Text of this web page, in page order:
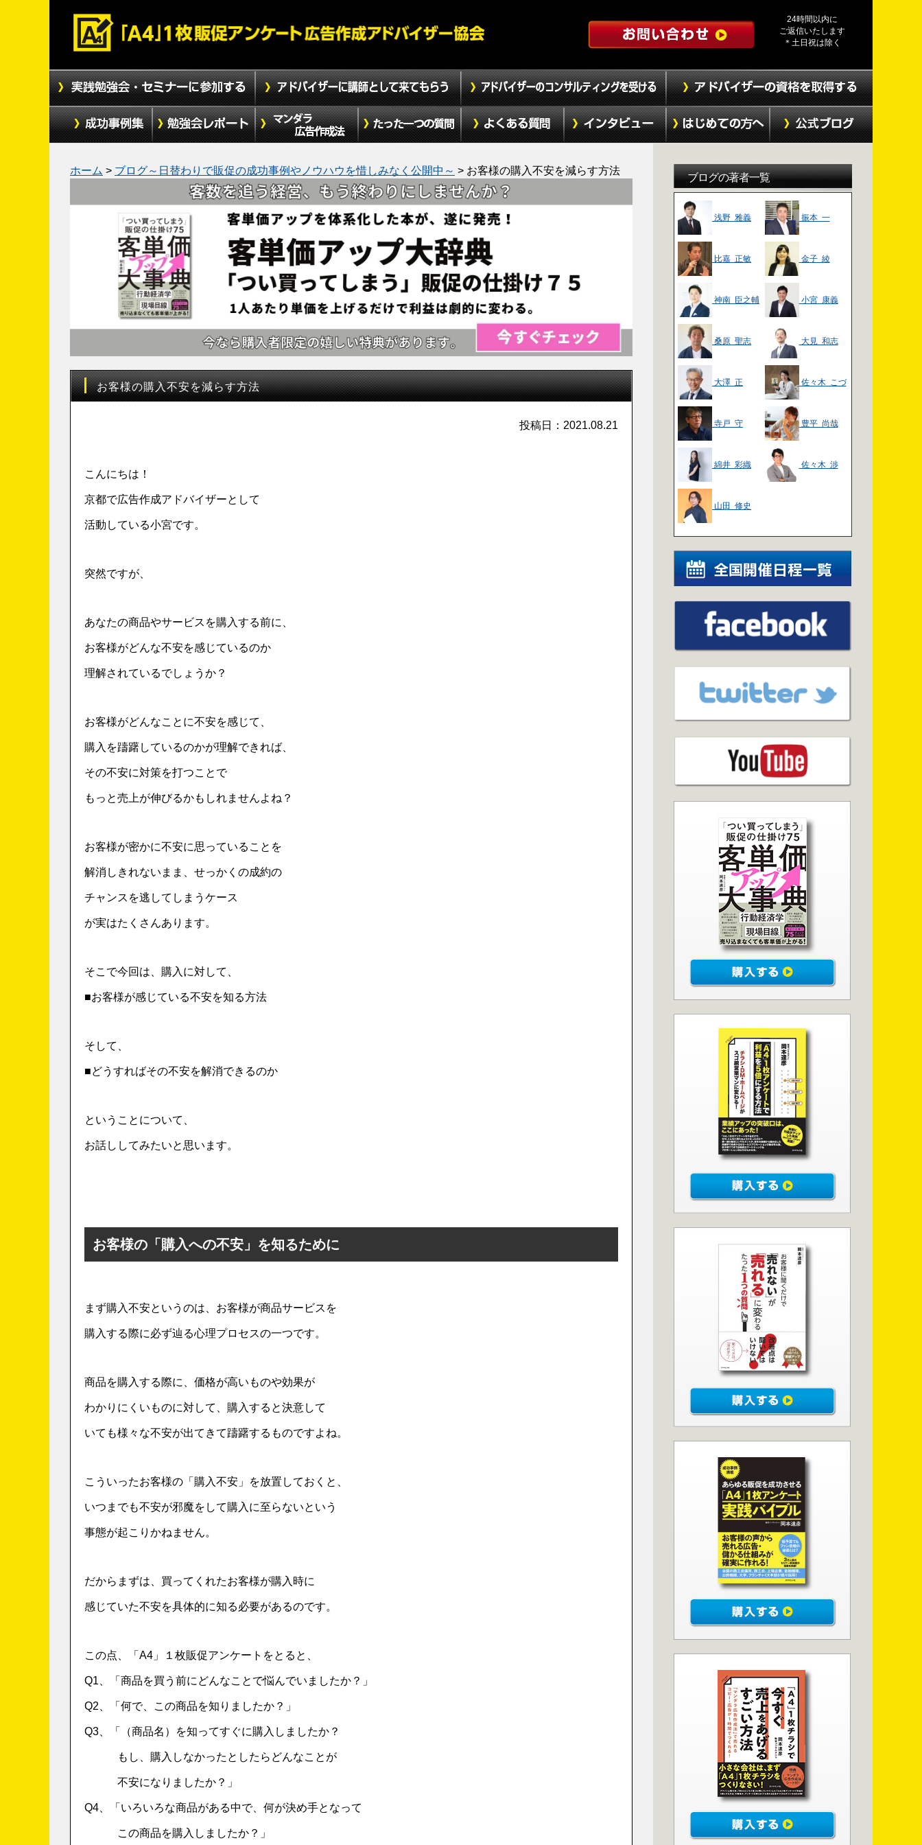
24時間以内に
ご返信いたします
＊土日祝は除く
ホーム > ブログ～日替わりで販促の成功事例やノウハウを惜しみなく公開中～ > お客様の購入不安を減らす方法
お客様の購入不安を減らす方法
投稿日：2021.08.21
こんにちは！
京都で広告作成アドバイザーとして
活動している小宮です。
突然ですが、
あなたの商品やサービスを購入する前に、
お客様がどんな不安を感じているのか
理解されているでしょうか？
お客様がどんなことに不安を感じて、
購入を躊躇しているのかが理解できれば、
その不安に対策を打つことで
もっと売上が伸びるかもしれませんよね？
お客様が密かに不安に思っていることを
解消しきれないまま、せっかくの成約の
チャンスを逃してしまうケース
が実はたくさんあります。
そこで今回は、購入に対して、
■お客様が感じている不安を知る方法
そして、
■どうすればその不安を解消できるのか
ということについて、
お話ししてみたいと思います。
お客様の「購入への不安」を知るために
まず購入不安というのは、お客様が商品サービスを
購入する際に必ず辿る心理プロセスの一つです。
商品を購入する際に、価格が高いものや効果が
わかりにくいものに対して、購入すると決意して
いても様々な不安が出てきて躊躇するものですよね。
こういったお客様の「購入不安」を放置しておくと、
いつまでも不安が邪魔をして購入に至らないという
事態が起こりかねません。
だからまずは、買ってくれたお客様が購入時に
感じていた不安を具体的に知る必要があるのです。
この点、「A4」１枚販促アンケートをとると、
Q1、「商品を買う前にどんなことで悩んでいましたか？」
Q2、「何で、この商品を知りましたか？」
Q3、「（商品名）を知ってすぐに購入しましたか？
もし、購入しなかったとしたらどんなことが
不安になりましたか？」
Q4、「いろいろな商品がある中で、何が決め手となって
この商品を購入しましたか？」
ブログの著者一覧
浅野 雅義 振本 一
比嘉 正敏 金子 綾
神南 臣之輔 小宮 康義
桑原 聖志 大見 和志
大澤 正 佐々木 こづ
え
寺戸 守 豊平 尚哉
綿井 彩織 佐々木 渉
山田 修史